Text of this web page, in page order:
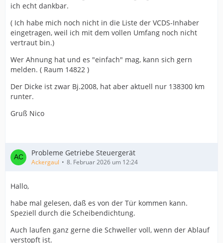
ich echt dankbar.
( Ich habe mich noch nicht in die Liste der VCDS-Inhaber
eingetragen, weil ich mit dem vollen Umfang noch nicht
vertraut bin.)
Wer Ahnung hat und es "einfach" mag, kann sich gern
melden. ( Raum 14822 )
Der Dicke ist zwar Bj.2008, hat aber aktuell nur 138300 km
runter.
Gruß Nico
Probleme Getriebe Steuergerät
Ackergaul 8. Februar 2026 um 12:24
Hallo,
habe mal gelesen, daß es von der Tür kommen kann.
Speziell durch die Scheibendichtung.
Auch laufen ganz gerne die Schweller voll, wenn der Ablauf
verstopft ist.